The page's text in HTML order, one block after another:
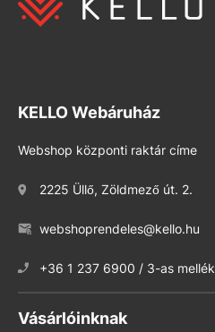
KELLO Webáruház
Webshop központi raktár címe
2225 Üllő, Zöldmező út. 2.
webshoprendeles@kello.hu
+36 1 237 6900 / 3-as mellék
Vásárlóinknak